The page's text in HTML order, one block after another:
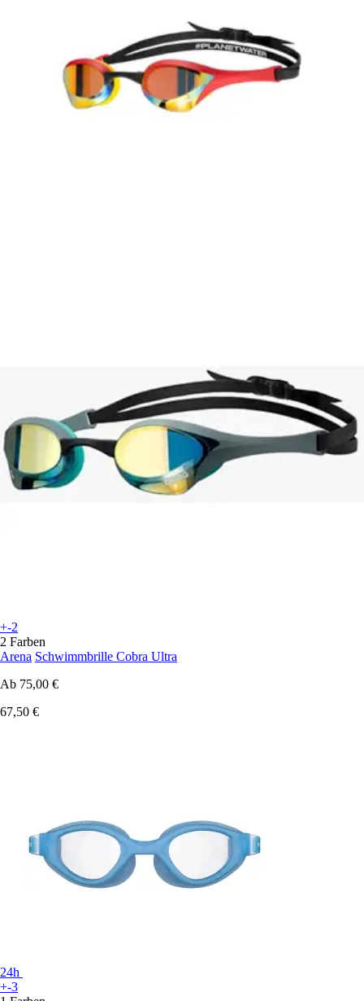
+-2
2 Farben
Arena Schwimmbrille Cobra Ultra
Ab 75,00 €
67,50 €
24h
+-3